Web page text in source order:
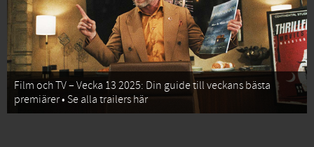
Film och TV – Vecka 13 2025: Din guide till veckans bästa
premiärer • Se alla trailers här